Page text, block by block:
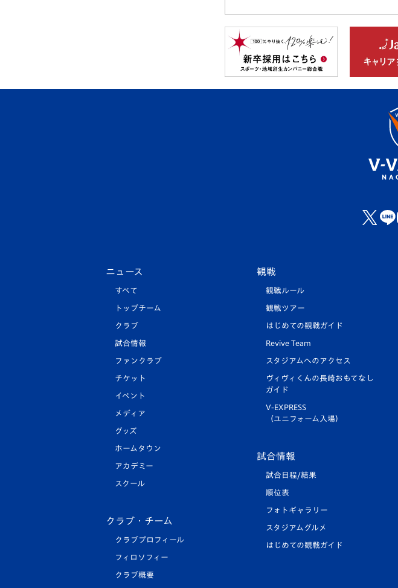
ニュース
すべて
トップチーム
クラブ
試合情報
ファンクラブ
チケット
イベント
メディア
グッズ
ホームタウン
アカデミー
スクール
クラブ・チーム
クラブプロフィール
フィロソフィー
クラブ概要
観戦
観戦ルール
観戦ツアー
はじめての観戦ガイド
Revive Team
スタジアムへのアクセス
ヴィヴィくんの長崎おもてなし
ガイド
V-EXPRESS
（ユニフォーム入場）
試合情報
試合日程/結果
順位表
フォトギャラリー
スタジアムグルメ
はじめての観戦ガイド